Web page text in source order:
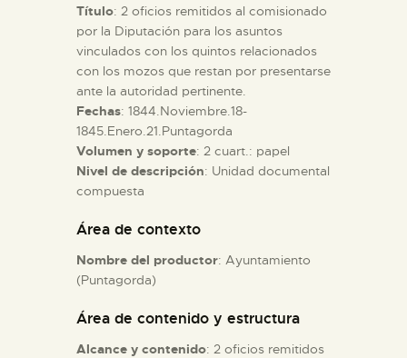
DIDÁCTICA
ESPAÑOL
Título: 2 oficios remitidos al comisionado
por la Diputación para los asuntos
vinculados con los quintos relacionados
con los mozos que restan por presentarse
ante la autoridad pertinente.
Fechas: 1844.Noviembre.18-
1845.Enero.21.Puntagorda
Volumen y soporte: 2 cuart.: papel
Nivel de descripción: Unidad documental
compuesta
Área de contexto
Nombre del productor: Ayuntamiento
(Puntagorda)
Área de contenido y estructura
Alcance y contenido: 2 oficios remitidos